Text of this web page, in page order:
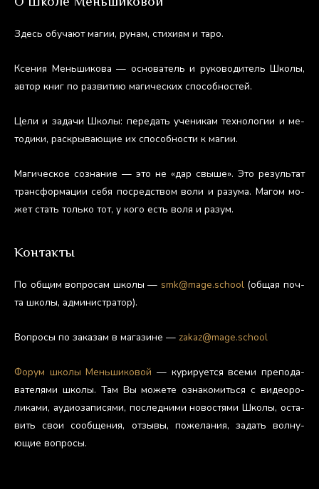
Здесь обу­ча­ют ма­гии, ру­нам, сти­хи­ям и та­ро.
Ксе­ния Мень­ши­кова — ос­но­ватель и ру­ково­дитель Шко­лы,
ав­тор книг по раз­ви­тию ма­гичес­ких спо­соб­ностей.
Це­ли и за­дачи Шко­лы: пе­редать уче­никам тех­но­логии и ме­
тоди­ки, рас­кры­ва­ющие их спо­соб­ности к ма­гии.
Ма­гичес­кое соз­на­ние — это не «дар свы­ше». Это ре­зуль­тат
тран­сфор­ма­ции се­бя пос­редс­твом во­ли и ра­зума. Ма­гом мо­
жет стать толь­ко тот, у ко­го есть во­ля и ра­зум.
Контакты
По об­щим воп­ро­сам шко­лы — smk@mage.school(об­щая поч­
та шко­лы, ад­ми­нис­тра­тор).
Воп­ро­сы по за­казам в ма­гази­не — zakaz@mage.school
Фо­рум шко­лы Мень­ши­ковой — ку­риру­ет­ся все­ми пре­пода­
вате­лями шко­лы. Там Вы мо­жете оз­на­комить­ся с ви­де­оро­
лика­ми, а­уди­оза­пися­ми, пос­ледни­ми но­вос­тя­ми Шко­лы, ос­та­
вить свои со­об­ще­ния, от­зы­вы, по­жела­ния, за­дать вол­ну­
ющие воп­ро­сы.